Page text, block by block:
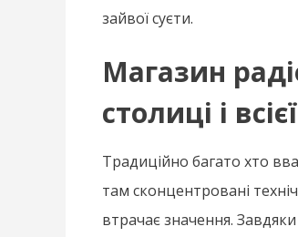
зайвої суєти.
Магазин
столиці і
Традиційно багато хто
там сконцентровані
втрачає значення.